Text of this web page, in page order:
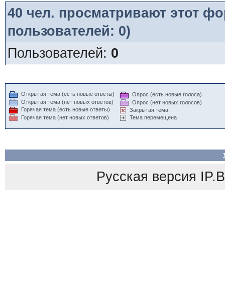
40 чел. просматривают этот
пользователей: 0)
Пользователей: 0
Открытая тема (есть новые ответы)
Открытая тема (нет новых ответов)
Горячая тема (есть новые ответы)
Горячая тема (нет новых ответов)
Опрос (есть новые голоса)
Опрос (нет новых голосов)
Закрытая тема
Тема перемещена
Русская версия